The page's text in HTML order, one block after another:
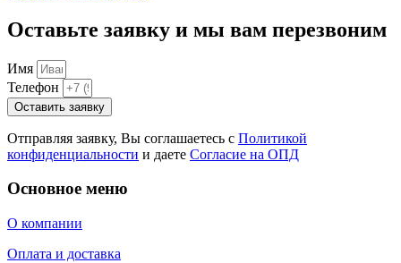
Оставьте заявку и мы вам перезвоним
Имя
Телефон
Оставить заявку
Отправляя заявку, Вы соглашаетесь с Политикой
конфиденциальности и даете Согласие на ОПД
Основное меню
О компании
Оплата и доставка